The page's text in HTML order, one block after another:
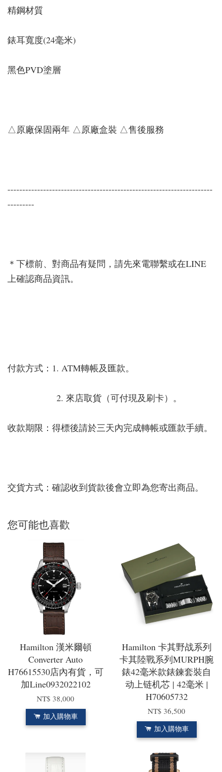
精鋼材質
錶耳寬度(24毫米)
黑色PVD塗層
△原廠保固兩年 △原廠盒裝 △售後服務
---------------------------------------------------------------------
---------
＊下標前、對商品有疑問，請先來電聯繫或在LINE
上確認商品資訊。
付款方式：1. ATM轉帳及匯款。
2. 來店取貨（可付現及刷卡）。
收款期限：得標後請於三天內完成轉帳或匯款手續。
交貨方式：確認收到貨款後會立即為您寄出商品。
您可能也喜歡
Hamilton 漢米爾頓
Converter Auto
H76615530店內有貨，可
加Line0932022102
NT$ 38,000
加入購物車
Hamilton 卡其野战系列
卡其陸戰系列MURPH腕
錶42毫米款錶鍊套裝自
动上链机芯 | 42毫米 |
H70605732
NT$ 36,500
加入購物車